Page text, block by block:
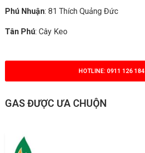
Phú Nhuận: 81 Thích Quảng Đức
Tân Phú: Cây Keo
HOTLINE: 0911 126 184
GAS ĐƯỢC ƯA CHUỘN